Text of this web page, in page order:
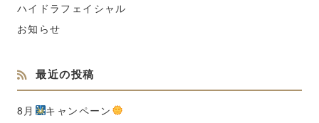
ハイドラフェイシャル
お知らせ
最近の投稿
8月
キャンペーン